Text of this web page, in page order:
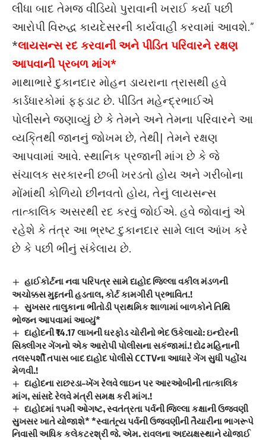
લીધા બાદ તેમજ વીડિયો પુરાવાની ખરાઈ કર્યા પછી
આરોપી વિરુદ્ધ કાયદેસરની કાર્યવાહી કરવામાં આવશે.”
*લાયસન્સ રદ કરવાની અને પીડિત પરિવારને રક્ષણ
આપવાની પ્રબળ માંગ*
માથાભારે દુકાનદાર મોહન ડાયરાના ત્રાસથી હવે
કાર્ડધારકોમાં ફફડાટ છે. પીડિત મહેન્દ્રભાઈએ
પોલીસને જણાવ્યું છે કે તેમને અને તેમના પરિવારને આ
વ્યકિ્તથી જાનનું જોખમ છે, તેથી| તેમને રક્ષણ
આપવામાં આવે. સ્થાનિક પ્રજાની માંગ છે કે જે
સંચાલક સરકારની છબી ખરડતો હોય અને ગરીબોના
મોંમાંથી કોળિયો છીનવતો હોય, તેનું લાયસન્સ
તાત્કાલિક અસરથી રદ કરવું જોઈએ. હવે જોવાનું એ
રહેશે કે તંત્ર આ ભ્રષ્ટ દુકાનદાર સામે લાલ આંખ કરે
છે કે પછી ભીનું સંકેલાય છે.
હાઈકોર્ટના નવા પરિપત્ર સામે દાહોદ જિલ્લા વકીલ મંડળની
અચોક્કસ મુદ્દતની હડતાલ, કોર્ટ કામગીરી પ્રભાવિત.!
સુખસર તાલુકાના ભીતોડી પ્રાથમિક શાળામાં બાળકોને તિથિ
ભોજન આપવામાં આવ્યું*
દાહોદની ₹14.17 લાખની ઘરફોડ ચોરીનો ભેદ ઉકેલાયો: ઇન્દોરની
સિક્લીગર ગેંગનો એક આરોપી પોલીસના સકંજામાં.! દોઢ મહિનાની
તલસ્પર્શી તપાસ બાદ દાહોદ પોલીસે CCTVના આધારે ગેંગ સુધી પહોંચ
મેળવી.!
દાહોદના રાછરડા–ખેંગ રેલવે લાઇન પર આરઓબીની તાત્કાલિક
માંગ, સાંસદે રેલવે મંત્રી સમક્ષ કરી માંગ.!
દાહોદમાં ૧૫મી ઓગષ્ટ, સ્વતંત્રતા પર્વની જિલ્લા કક્ષાની ઉજવણી
સુખસર ખાતે યોજાશે* *સ્વાતંત્ર્ય પર્વની ઉજવણીની તૈયારીના ભાગરૂપે
નિવાસી અધિક કલેકટરશ્રી જે. એમ. રાવલના અધ્યક્ષસ્થાને યોજાઈ